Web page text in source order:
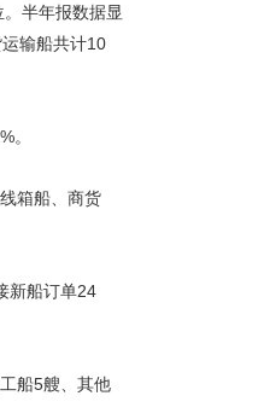
半年报数据显
输船共计10
。
箱船、商货
新船订单24
船5艘、其他